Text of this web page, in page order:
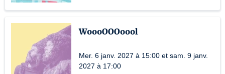
WoooOOOoool
Mer. 6 janv. 2027 à 15:00 et sam. 9 janv.
2027 à 17:00